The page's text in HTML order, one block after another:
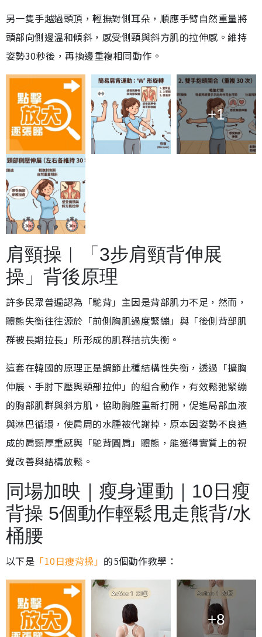
另一隻手越過頭頂，輕撫對側耳朵，順應手臂自然重量將
頭部向側邊溫和傾斜，感受側頸與斜方肌的拉伸感。維持
姿勢30秒後，再換邊重複相同動作。
+1
肩頸操︱「3步肩頸背伸展
操」背後原理
許多民眾普遍認為「駝背」主因是背部肌力不足，然而，
體態失衡往往源於「前側胸肌過度緊繃」與「後側背部肌
群被長期拉長」所形成的肌群拮抗失衡。
這套在韓國的原理正是調節此種結構性失衡，透過「擴胸
伸展、手肘下壓與頸部拉伸」的組合動作，有效鬆弛緊繃
的胸部肌群與斜方肌，協助胸腔重新打開，促進局部血液
與淋巴循環，使肩周的水腫被代謝掉，原本因姿勢不良造
成的肩頸厚重感與「駝背圓肩」體態，能獲得實質上的視
覺改善與結構放鬆。
同場加映｜瘦身運動｜10日瘦
背操 5個動作輕鬆甩走熊背/水
桶腰
以下是 「10日瘦背操」 的5個動作教學：
+8